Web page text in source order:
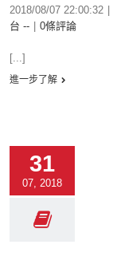
2018/08/07 22:00:32
台 --
0條評論
[...]
進一步了解
31
07, 2018